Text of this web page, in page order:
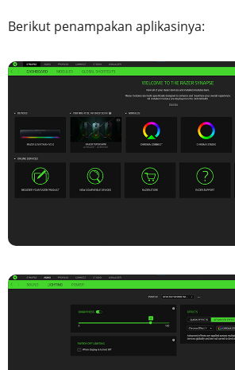
Berikut penampakan aplikasinya: